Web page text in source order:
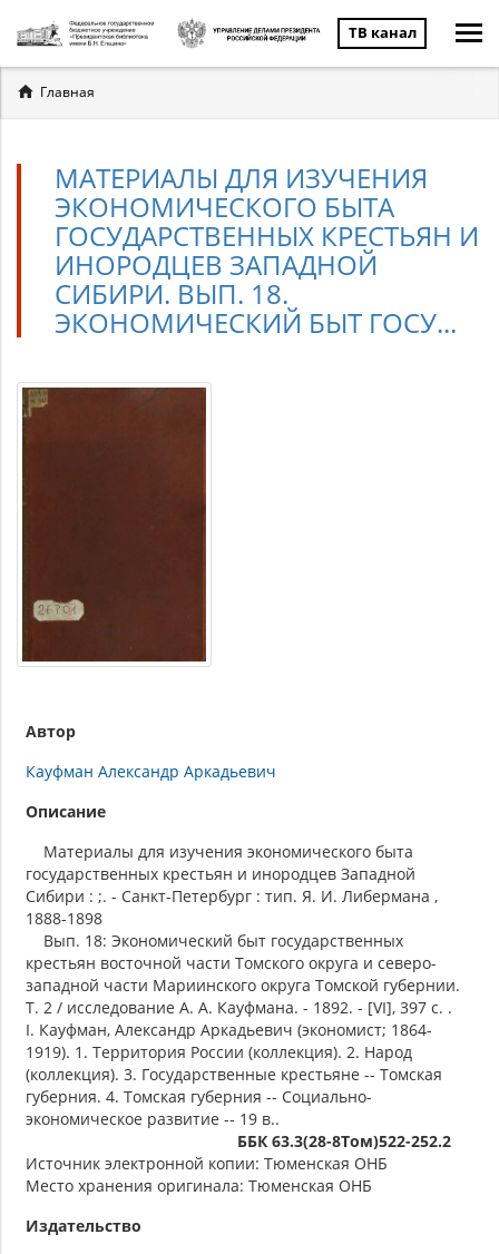
ТВ канал
Вы
здесь
Главная
МАТЕРИАЛЫ ДЛЯ ИЗУЧЕНИЯ
ЭКОНОМИЧЕСКОГО БЫТА
ГОСУДАРСТВЕННЫХ КРЕСТЬЯН И
ИНОРОДЦЕВ ЗАПАДНОЙ
СИБИРИ. ВЫП. 18.
ЭКОНОМИЧЕСКИЙ БЫТ ГОСУ...
Автор
Кауфман Александр Аркадьевич
Описание
Материалы для изучения экономического быта
государственных крестьян и инородцев Западной
Сибири : ;. - Санкт-Петербург : тип. Я. И. Либермана ,
1888-1898
Вып. 18: Экономический быт государственных
крестьян восточной части Томского округа и северо-
западной части Мариинского округа Томской губернии.
Т. 2 / исследование А. А. Кауфмана. - 1892. - [VI], 397 с. .
I. Кауфман, Александр Аркадьевич (экономист; 1864-
1919). 1. Территория России (коллекция). 2. Народ
(коллекция). 3. Государственные крестьяне -- Томская
губерния. 4. Томская губерния -- Социально-
экономическое развитие -- 19 в..
ББК 63.3(28-8Том)522-252.2
Источник электронной копии: Тюменская ОНБ
Место хранения оригинала: Тюменская ОНБ
Издательство